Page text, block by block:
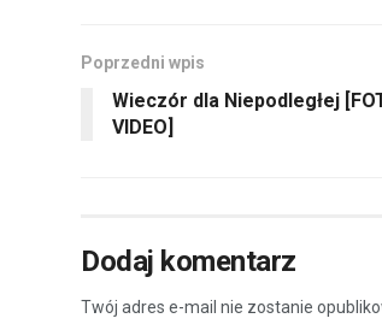
Poprzedni wpis
Wieczór dla Niepodległej
VIDEO]
Dodaj komentarz
Twój adres e-mail nie zostanie